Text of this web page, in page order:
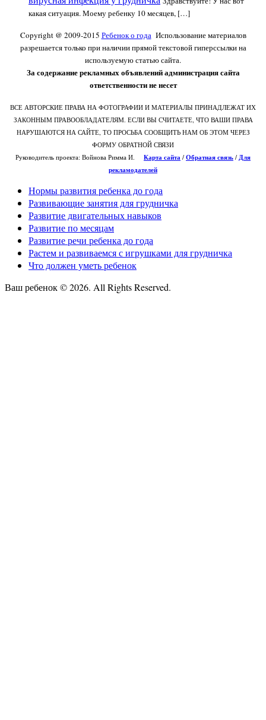
какая ситуация. Моему ребенку 10 месяцев, […]
Copyright @ 2009-2015 Ребенок о годаИспользование материалов
разрешается только при наличии прямой текстовой гиперссылки на
используемую статью сайта.
За содержание рекламных объявлений администрация сайта
ответственности не несет
ВСЕ АВТОРСКИЕ ПРАВА НА ФОТОГРАФИИ И МАТЕРИАЛЫ ПРИНАДЛЕЖАТ ИХ
ЗАКОННЫМ ПРАВООБЛАДАТЕЛЯМ. ЕСЛИ ВЫ СЧИТАЕТЕ, ЧТО ВАШИ ПРАВА
НАРУШАЮТСЯ НА САЙТЕ, ТО ПРОСЬБА СООБЩИТЬ НАМ ОБ ЭТОМ ЧЕРЕЗ
ФОРМУ ОБРАТНОЙ СВЯЗИ
Руководитель проекта: Войнова Римма И. Карта сайта / Обратная связь / Для
рекламодателей
Нормы развития ребенка до года
Развивающие занятия для грудничка
Развитие двигательных навыков
Развитие по месяцам
Развитие речи ребенка до года
Растем и развиваемся с игрушками для грудничка
Что должен уметь ребенок
Ваш ребенок © 2026. All Rights Reserved.